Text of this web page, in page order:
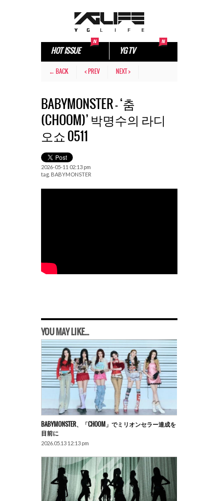
HOT ISSUE YG TV
← BACK < PREV NEXT >
BABYMONSTER – ‘춤
(CHOOM)’ 박명수의 라디
오쇼 0511
2026-05-11 02:13 pm
tag. BABYMONSTER
YOU MAY LIKE...
BABYMONSTER、「CHOOM」でミリオンセラー達成を
目前に
2026.05.13 12:13 pm